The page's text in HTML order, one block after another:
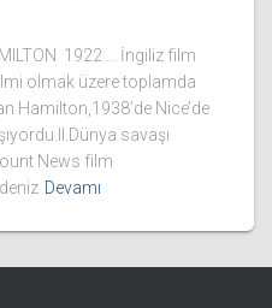
1922 … İngiliz film
olmak üzere toplamda
Hamilton,1938’de Nice’de
savaşı
News film
Devamı